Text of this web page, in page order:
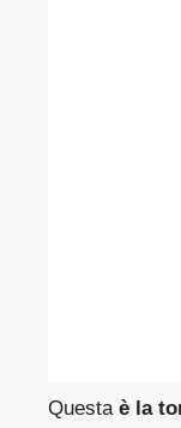
Questaè la